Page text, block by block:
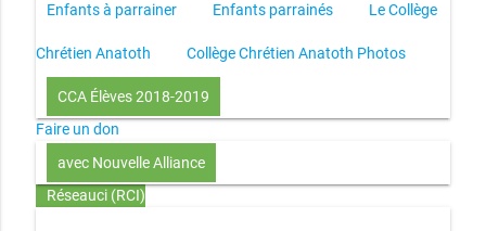
Enfants à parrainer
Enfants parrainés Le Collège
Chrétien Anatoth Collège Chrétien Anatoth Photos
CCA Élèves 2018-2019
Faire un don
avec Nouvelle Alliance
Réseauci (RCI)